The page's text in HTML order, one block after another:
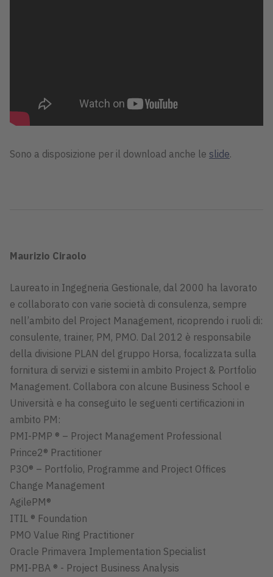
Sono a disposizione per il download anche le slide.
Maurizio Ciraolo
Laureato in Ingegneria Gestionale, dal 2000 ha lavorato
e collaborato con varie società di consulenza, sempre
nell’ambito del Project Management, ricoprendo i ruoli di:
consulente, trainer, PM, PMO. Dal 2012 è responsabile
della divisione PLAN del gruppo Horsa, focalizzata sulla
fornitura di servizi e sistemi in ambito Project & Portfolio
Management. Collabora con alcune Business School e
Università e ha conseguito le seguenti certificazioni in
ambito PM:
PMI-PMP ® – Project Management Professional
Prince2® Practitioner
P3O® – Portfolio, Programme and Project Offices
Change Management
AgilePM®
ITIL ® Foundation
PMO Value Ring Practitioner
Oracle Primavera Implementation Specialist
PMI-PBA ® - Project Business Analysis